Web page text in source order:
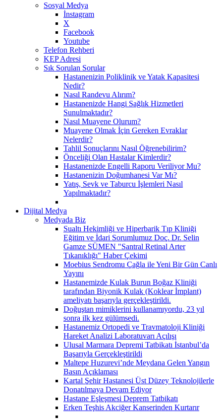
Sosyal Medya
İnstagram
X
Facebook
Youtube
Telefon Rehberi
KEP Adresi
Sık Sorulan Sorular
Hastanenizin Poliklinik ve Yatak Kapasitesi
Nedir?
Nasıl Randevu Alırım?
Hastanenizde Hangi Sağlık Hizmetleri
Sunulmaktadır?
Nasıl Muayene Olurum?
Muayene Olmak İçin Gereken Evraklar
Nelerdir?
Tahlil Sonuçlarını Nasıl Öğrenebilirim?
Önceliği Olan Hastalar Kimlerdir?
Hastanenizde Engelli Raporu Veriliyor Mu?
Hastanenizin Doğumhanesi Var Mı?
Yatış, Sevk ve Taburcu İşlemleri Nasıl
Yapılmaktadır?
Dijital Medya
Medyada Biz
Sualtı Hekimliği ve Hiperbarik Tıp Kliniği
Eğitim ve İdari Sorumlumuz Doç. Dr. Selin
Gamze SÜMEN "Santral Retinal Arter
Tıkanıklığı" Haber Çekimi
Moebius Sendromu Çağla ile Yeni Bir Gün Canlı
Yayını
Hastanemizde Kulak Burun Boğaz Kliniği
tarafından Biyonik Kulak (Koklear İmplant)
ameliyatı başarıyla gerçekleştirildi.
Doğuştan mimiklerini kullanamıyordu, 23 yıl
sonra ilk kez gülümsedi.
Hastanemiz Ortopedi ve Travmatoloji Kliniği
Hareket Analizi Laboratuvarı Açılışı
Ulusal Marmara Depremi Tatbikatı İstanbul’da
Başarıyla Gerçekleştirildi
Maltepe Huzurevi’nde Meydana Gelen Yangın
Basın Açıklaması
Kartal Şehir Hastanesi Üst Düzey Teknolojilerle
Donatılmaya Devam Ediyor
Hastane Eşleşmesi Deprem Tatbikatı
Erken Teşhis Akciğer Kanserinden Kurtarır